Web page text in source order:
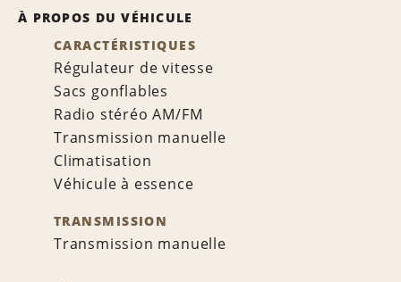
À PROPOS DU VÉHICULE
CARACTÉRISTIQUES
Régulateur de vitesse
Sacs gonflables
Radio stéréo AM/FM
Transmission manuelle
Climatisation
Véhicule à essence
TRANSMISSION
Transmission manuelle